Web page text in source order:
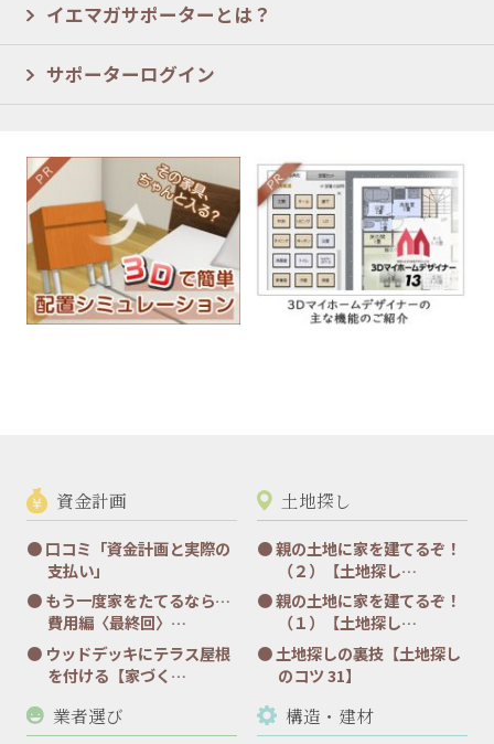
イエマガサポーターとは？
サポーターログイン
資金計画
口コミ「資金計画と実際の
支払い」
もう一度家をたてるなら…
費用編〈最終回〉…
ウッドデッキにテラス屋根
を付ける【家づく…
土地探し
親の土地に家を建てるぞ！
（２）【土地探し…
親の土地に家を建てるぞ！
（１）【土地探し…
土地探しの裏技【土地探し
のコツ 31】
業者選び 構造・建材